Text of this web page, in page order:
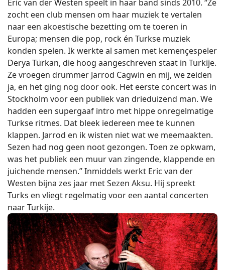
Eric van der Westen speelt in haar band sinds 2010. “Ze
zocht een club mensen om haar muziek te vertalen
naar een akoestische bezetting om te toeren in
Europa; mensen die pop, rock én Turkse muziek
konden spelen. Ik werkte al samen met kemençespeler
Derya Türkan, die hoog aangeschreven staat in Turkije.
Ze vroegen drummer Jarrod Cagwin en mij, we zeiden
ja, en het ging nog door ook. Het eerste concert was in
Stockholm voor een publiek van drieduizend man. We
hadden een supergaaf intro met hippe onregelmatige
Turkse ritmes. Dat bleek iedereen mee te kunnen
klappen. Jarrod en ik wisten niet wat we meemaakten.
Sezen had nog geen noot gezongen. Toen ze opkwam,
was het publiek een muur van zingende, klappende en
juichende mensen.” Inmiddels werkt Eric van der
Westen bijna zes jaar met Sezen Aksu. Hij spreekt
Turks en vliegt regelmatig voor een aantal concerten
naar Turkije.